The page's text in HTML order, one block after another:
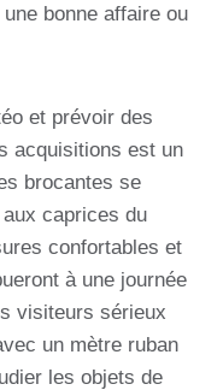
bonne affaire ou
et prévoir des
acquisitions est un
brocantes se
caprices du
confortables et
à une journée
visiteurs sérieux
un mètre ruban
les objets de